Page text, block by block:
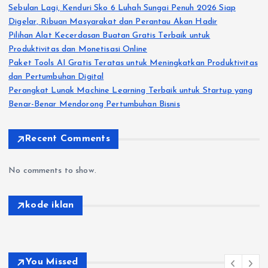
Sebulan Lagi, Kenduri Sko 6 Luhah Sungai Penuh 2026 Siap
Digelar, Ribuan Masyarakat dan Perantau Akan Hadir
Pilihan Alat Kecerdasan Buatan Gratis Terbaik untuk
Produktivitas dan Monetisasi Online
Paket Tools AI Gratis Teratas untuk Meningkatkan Produktivitas
dan Pertumbuhan Digital
Perangkat Lunak Machine Learning Terbaik untuk Startup yang
Benar-Benar Mendorong Pertumbuhan Bisnis
Recent Comments
No comments to show.
kode iklan
You Missed